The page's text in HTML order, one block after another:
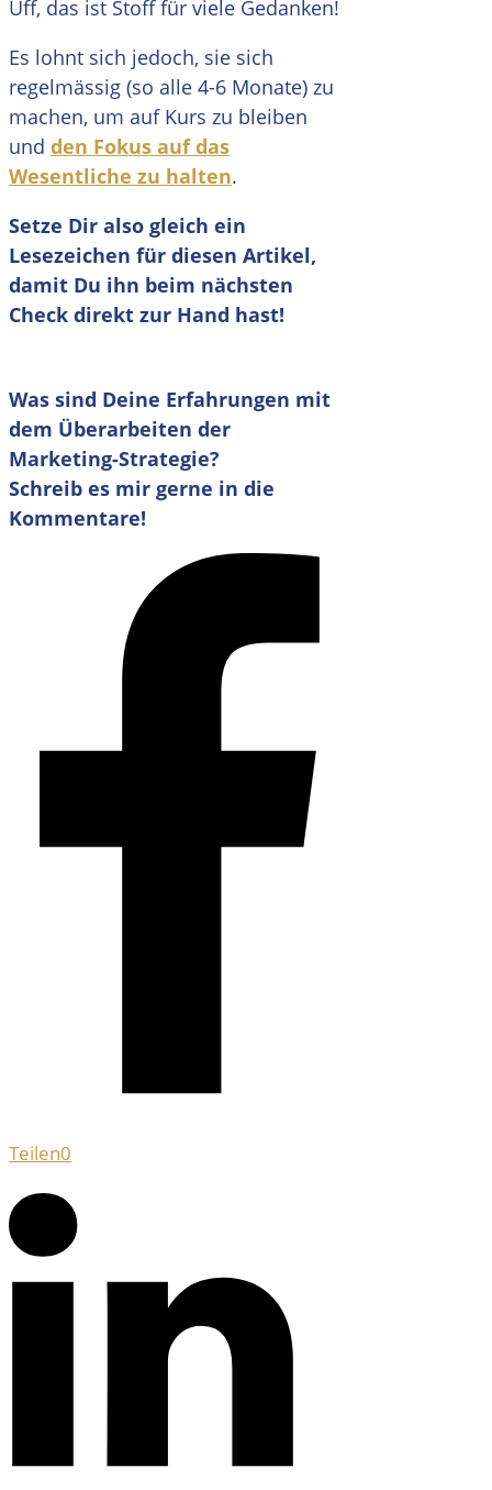
Uff, das ist Stoff für viele Gedanken!
Es lohnt sich jedoch, sie sich
regelmässig (so alle 4-6 Monate) zu
machen, um auf Kurs zu bleiben
und den Fokus auf das
Wesentliche zu halten.
Setze Dir also gleich ein
Lesezeichen für diesen Artikel,
damit Du ihn beim nächsten
Check direkt zur Hand hast!
Was sind Deine Erfahrungen mit
dem Überarbeiten der
Marketing-Strategie?
Schreib es mir gerne in die
Kommentare!
Teilen0